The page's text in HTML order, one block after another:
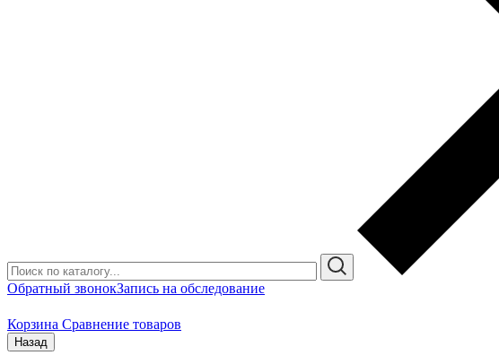
Обратный звонокЗапись на обследование
Корзина Сравнение товаров
Назад